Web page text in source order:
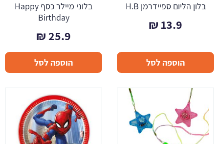
בלון הליום ספיידרמן H.B
13.9
₪
הוספה לסל
בלוני מיילר כסף Happy
Birthday
25.9
₪
הוספה לסל